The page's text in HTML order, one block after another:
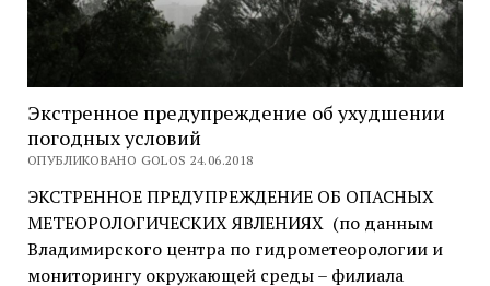
Экстренное предупреждение об ухудшении
погодных условий
ОПУБЛИКОВАНО GOLOS 24.06.2018
ЭКСТРЕННОЕ ПРЕДУПРЕЖДЕНИЕ ОБ ОПАСНЫХ
МЕТЕОРОЛОГИЧЕСКИХ ЯВЛЕНИЯХ (по данным
Владимирского центра по гидрометеорологии и
мониторингу окружающей среды – филиала